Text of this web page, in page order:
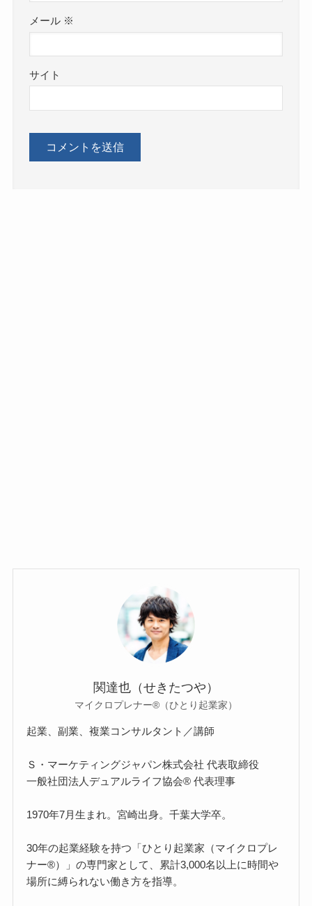
メール ※
サイト
関達也（せきたつや）
マイクロプレナー®（ひとり起業家）
起業、副業、複業コンサルタント／講師
Ｓ・マーケティングジャパン株式会社 代表取締役
一般社団法人デュアルライフ協会® 代表理事
1970年7月生まれ。宮崎出身。千葉大学卒。
30年の起業経験を持つ「ひとり起業家（マイクロプレ
ナー®）」の専門家として、累計3,000名以上に時間や
場所に縛られない働き方を指導。